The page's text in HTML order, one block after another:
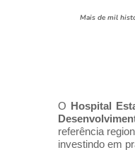
Mais de mil
O Hospital
referência
investindo em